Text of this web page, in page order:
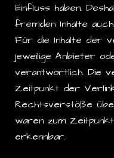
Einfluss haben.
fremden Inhalte
Für die Inhalte der
jeweilige Anbieter
verantwortlich. Die
Zeitpunkt der
Rechtsverstöße
waren zum
erkennbar.